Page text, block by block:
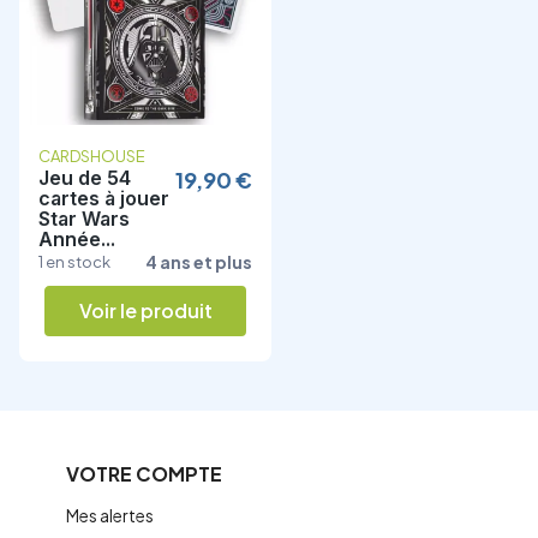
CARDSHOUSE
Jeu de 54
cartes à jouer
Star Wars
Année...
1 en stock
19,90 €
4 ans et plus
Voir le produit
VOTRE COMPTE
Mes alertes